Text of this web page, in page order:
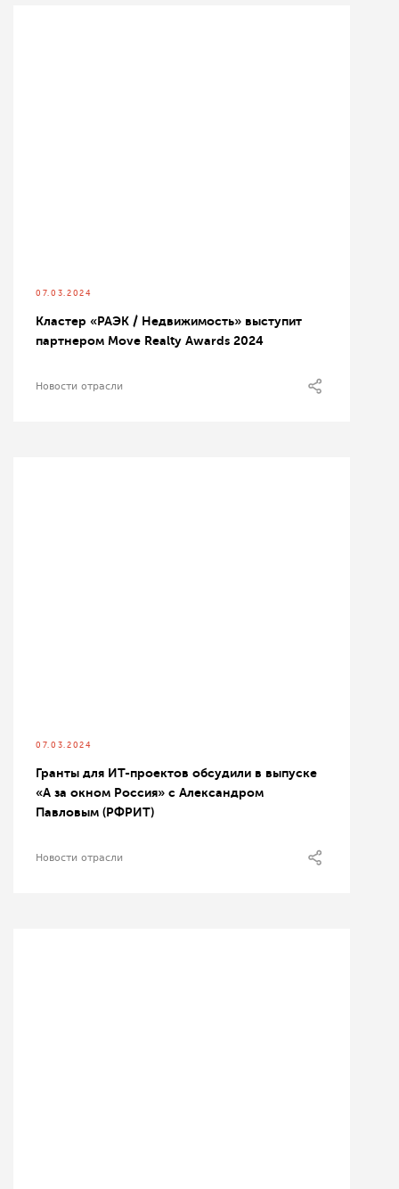
07.03.2024
Кластер «РАЭК / Недвижимость» выступит
партнером Move Realty Awards 2024
Новости отрасли
07.03.2024
Гранты для ИТ-проектов обсудили в выпуске
«А за окном Россия» с Александром
Павловым (РФРИТ)
Новости отрасли